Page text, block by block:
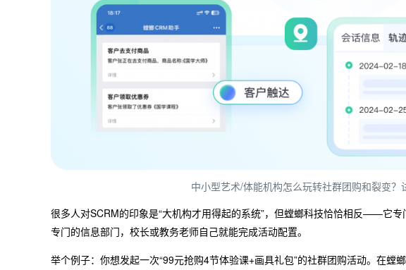
中小型艺术/体能机构怎么玩转社群团购和裂变？
很多人对SCRM的印象是“大机构才用得起的系统”，但螳螂科技恰恰相反——它
专门的信息部门，校长或教务老师自己就能完成活动配置。
举个例子：你想发起一次“99元抢购4节体验课+画具礼包”的社群团购活动。在螳